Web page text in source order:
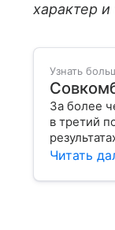
характер
Узнать
За более
в третий
Читать